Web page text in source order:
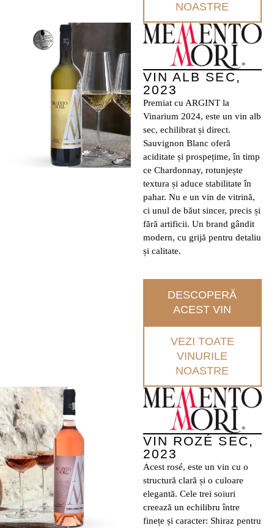
NOASTRE
VIN ALB SEC,
2023
Premiat cu ARGINT la
Vinarium 2024, este un vin alb
sec, echilibrat și direct.
Sauvignon Blanc oferă
aciditate și prospețime, în timp
ce Chardonnay, rotunjește
textura și aduce stabilitate în
pahar. Nu e un vin de vitrină,
ci unul de băut sincer, precis și
fără artificii. Un brand gândit
modern, cu grijă pentru detaliu
și calitate.
DESCOPERĂ
ACEST VIN
VEZI TOATE
VINURILE
NOASTRE
VIN ROZÉ SEC,
2023
Acest rosé, este un vin cu o
structură clară și o culoare
elegantă. Cele trei soiuri
creează un echilibru între
finețe și caracter: Shiraz pentru